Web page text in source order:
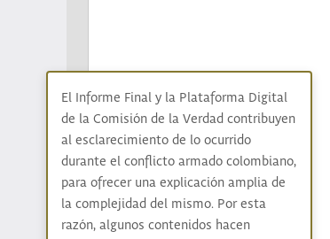
El Informe Final y la Plataforma Digital
de la Comisión de la Verdad contribuyen
al esclarecimiento de lo ocurrido
durante el conflicto armado colombiano,
para ofrecer una explicación amplia de
la complejidad del mismo. Por esta
razón, algunos contenidos hacen